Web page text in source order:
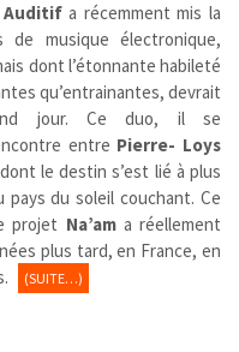
Auditifa récemment mis la
de musique électronique,
dont l’étonnante habileté
qu’entrainantes, devrait
jour. Ce duo, il se
entre Pierre- Loys
le destin s’est lié à plus
pays du soleil couchant. Ce
projet Na’ama réellement
plus tard, en France, en
(SUITE…)